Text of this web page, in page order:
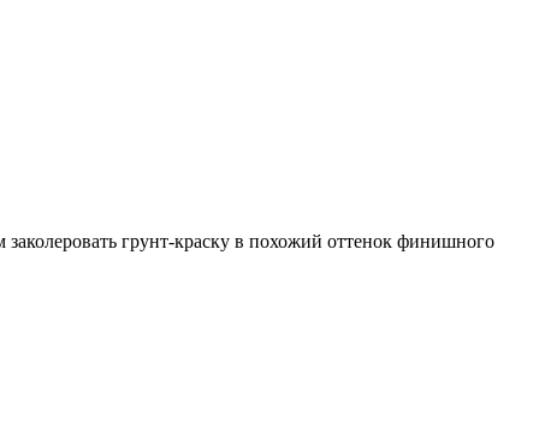
грунт-краску в похожий оттенок финишного